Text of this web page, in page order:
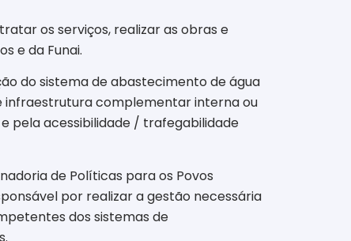
os serviços, realizar as obras e
e da Funai.
do sistema de abastecimento de água
infraestrutura complementar interna ou
pela acessibilidade / trafegabilidade
de Políticas para os Povos
por realizar a gestão necessária
dos sistemas de